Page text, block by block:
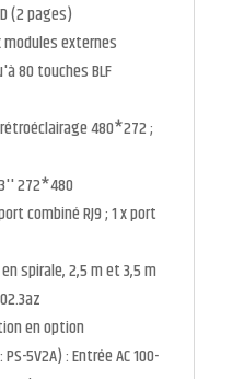
(2 pages)
modules externes
80 touches BLF
480*272 ;
272*480
combiné RJ9 ; 1 x port
spirale, 2,5 m et 3,5 m
en option
5V2A) : Entrée AC 100-